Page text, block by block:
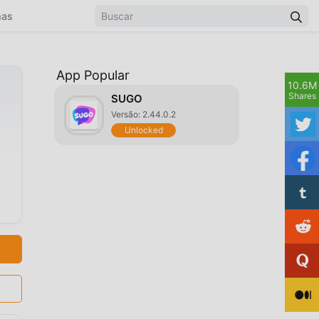
App Popular
SUGO
Versão: 2.44.0.2
Unlocked
10.6M
Shares